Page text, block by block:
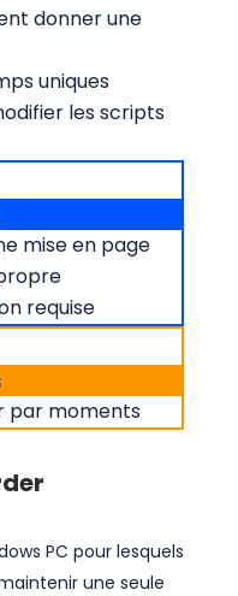
donner une
uniques
les scripts
mise en page
requise
par moments
PC pour lesquels
une seule